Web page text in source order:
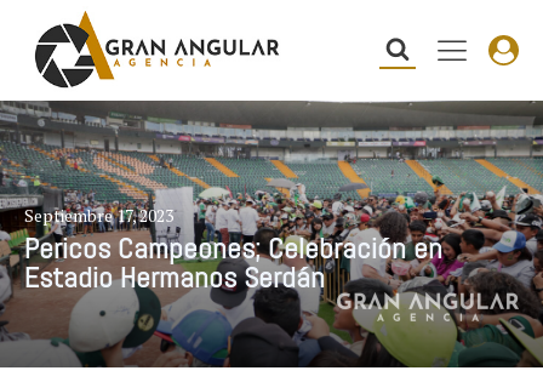
Septiembre 17, 2023
Pericos Campeones; Celebración en
Estadio Hermanos Serdán